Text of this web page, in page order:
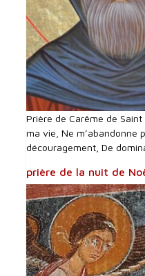
Prière de Carême de
ma vie, Ne m’abandonne
découragement, De
prière de la nuit de